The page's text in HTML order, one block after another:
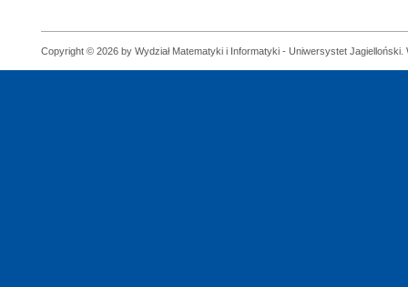
Copyright © 2026 by Wydział Matematyki i Informatyki - Uniwersystet